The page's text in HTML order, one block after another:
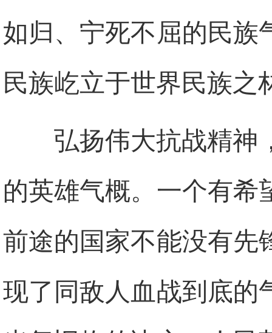
如归、宁死不屈的民族
民族屹立于世界民族之
弘扬伟大抗战精神
的英雄气概。一个有希
前途的国家不能没有先
现了同敌人血战到底的